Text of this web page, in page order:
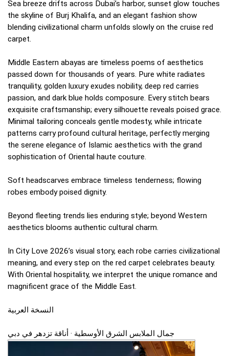
Sea breeze drifts across Dubai’s harbor, sunset glow touches
the skyline of Burj Khalifa, and an elegant fashion show
blending civilizational charm unfolds slowly on the cruise red
carpet.
Middle Eastern abayas are timeless poems of aesthetics
passed down for thousands of years. Pure white radiates
tranquility, golden luxury exudes nobility, deep red carries
passion, and dark blue holds composure. Every stitch bears
exquisite craftsmanship; every silhouette reveals poised grace.
Minimal tailoring conceals gentle modesty, while intricate
patterns carry profound cultural heritage, perfectly merging
the serene elegance of Islamic aesthetics with the grand
sophistication of Oriental haute couture.
Soft headscarves embrace timeless tenderness; flowing
robes embody poised dignity.
Beyond fleeting trends lies enduring style; beyond Western
aesthetics blooms authentic cultural charm.
In City Love 2026’s visual story, each robe carries civilizational
meaning, and every step on the red carpet celebrates beauty.
With Oriental hospitality, we interpret the unique romance and
magnificent grace of the Middle East.
النسخة العربية
جمال الملابس الشرق الأوسطية · أناقة تزدهر في دبي